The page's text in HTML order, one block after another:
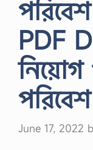
PDF
নিয়োগ
June 17, 2022